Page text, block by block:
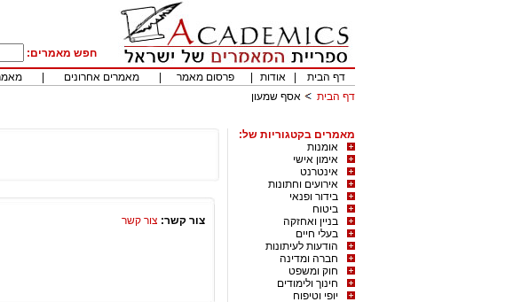
חפש מאמרים:
דף הבית
אודות פרסום מאמר מאמרים אחרונים
דף הבית
אסף שמעון
מאמרים בקטגוריות של:
אומנות
אימון אישי
אינטרנט
אירועים וחתונות
בידור ופנאי
ביטוח
בניין ואחזקה
בעלי חיים
הודעות לעיתונות
חברה ומדינה
חוק ומשפט
חינוך ולימודים
יופי וטיפוח
צור קשר: צור קשר